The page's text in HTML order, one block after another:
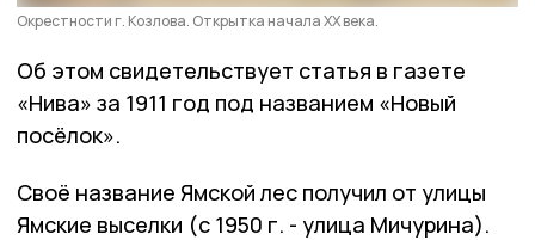
Окрестности г. Козлова. Открытка начала ХХ века.
Об этом свидетельствует статья в газете
«Нива» за 1911 год под названием «Новый
посёлок».
Своё название Ямской лес получил от улицы
Ямские выселки (с 1950 г. - улица Мичурина).